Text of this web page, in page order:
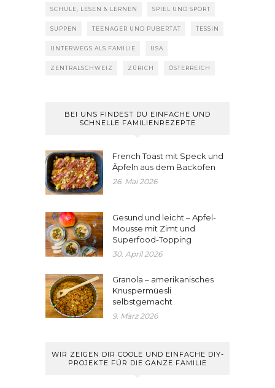
SCHULE, LESEN & LERNEN SPIEL UND SPORT
SUPPEN TEENAGER UND PUBERTÄT TESSIN
UNTERWEGS ALS FAMILIE USA
ZENTRALSCHWEIZ ZÜRICH ÖSTERREICH
BEI UNS FINDEST DU EINFACHE UND
SCHNELLE FAMILIENREZEPTE
French Toast mit Speck und
Äpfeln aus dem Backofen
26. Mai 2026
Gesund und leicht – Apfel-
Mousse mit Zimt und
Superfood-Topping
30. April 2026
Granola – amerikanisches
Knuspermüesli
selbstgemacht
9. März 2026
WIR ZEIGEN DIR COOLE UND EINFACHE DIY-
PROJEKTE FÜR DIE GANZE FAMILIE